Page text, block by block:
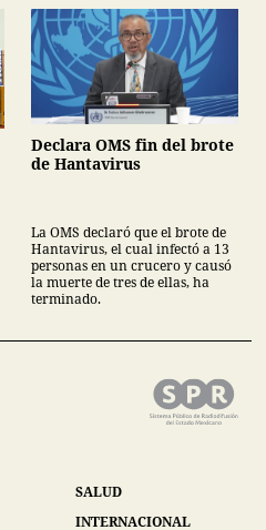
Declara OMS fin del brote
de Hantavirus
La OMS declaró que el brote de
Hantavirus, el cual infectó a 13
personas en un crucero y causó
la muerte de tres de ellas, ha
terminado.
SALUD
INTERNACIONAL